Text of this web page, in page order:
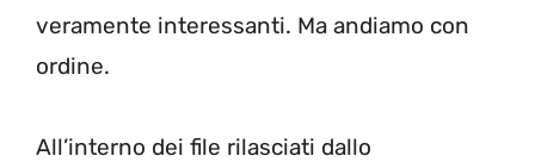
veramente interessanti. Ma andiamo con
ordine.
All’interno dei file rilasciati dallo